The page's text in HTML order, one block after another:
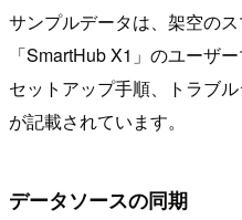
サンプルデータは、架空の
「SmartHub X1」のユーザ
セットアップ手順、トラブ
が記載されています。
データソースの同期